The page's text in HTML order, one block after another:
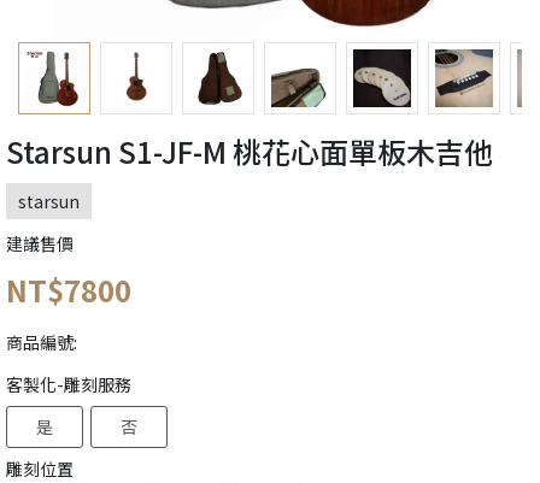
Starsun S1-JF-M 桃花心面單板木吉他
starsun
建議售價
NT$7800
商品編號:
客製化-雕刻服務
是
否
雕刻位置